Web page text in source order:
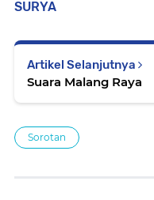
SURYA
Artikel Selanjutnya
Suara Malang Raya
Sorotan